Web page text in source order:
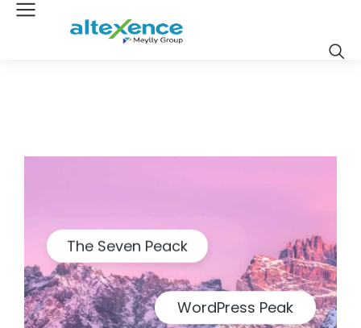
The Seven Peack
WordPress Peak